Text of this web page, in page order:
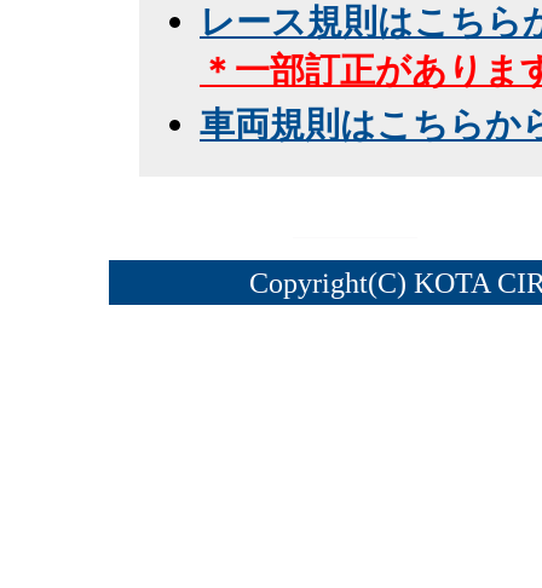
レース規則はこちら
＊一部訂正がありま
車両規則はこちらか
Copyright(C) KOTA